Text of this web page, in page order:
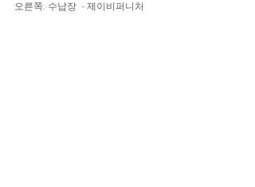
오른쪽. 수납장  - 제이비퍼니처